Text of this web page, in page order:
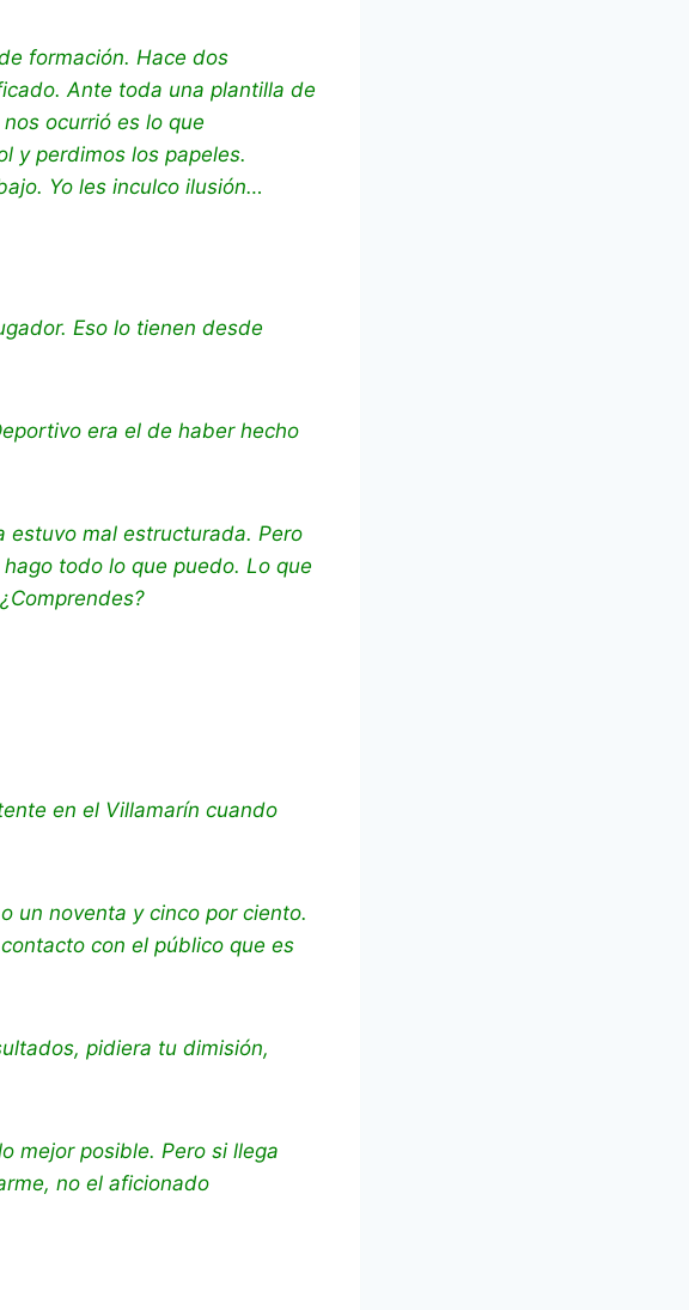
formación. Hace dos
Ante toda una plantilla de
ocurrió es lo que
y perdimos los papeles.
Yo les inculco ilusión…
Eso lo tienen desde
era el de haber hecho
estuvo mal estructurada. Pero
todo lo que puedo. Lo que
en el Villamarín cuando
un noventa y cinco por ciento.
con el público que es
pidiera tu dimisión,
mejor posible. Pero si llega
no el aficionado